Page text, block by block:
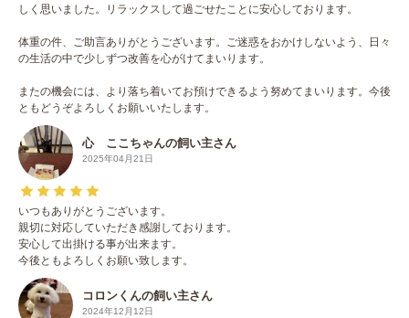
しく思いました。リラックスして過ごせたことに安心しております。
体重の件、ご助言ありがとうございます。ご迷惑をおかけしないよう、日々
の生活の中で少しずつ改善を心がけてまいります。
またの機会には、より落ち着いてお預けできるよう努めてまいります。今後
ともどうぞよろしくお願いいたします。
心 ここちゃんの飼い主さん
2025年04月21日
いつもありがとうございます。
親切に対応していただき感謝しております。
安心して出掛ける事が出来ます。
今後ともよろしくお願い致します。
コロンくんの飼い主さん
2024年12月12日